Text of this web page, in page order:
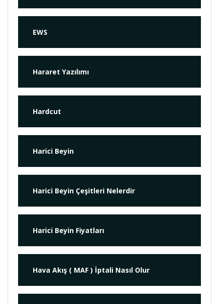
EWS
Hararet Yazılımı
Hardcut
Harici Beyin
Harici Beyin Çeşitleri Nelerdir
Harici Beyin Fiyatları
Hava Akış ( MAF ) İptali Nasıl Olur